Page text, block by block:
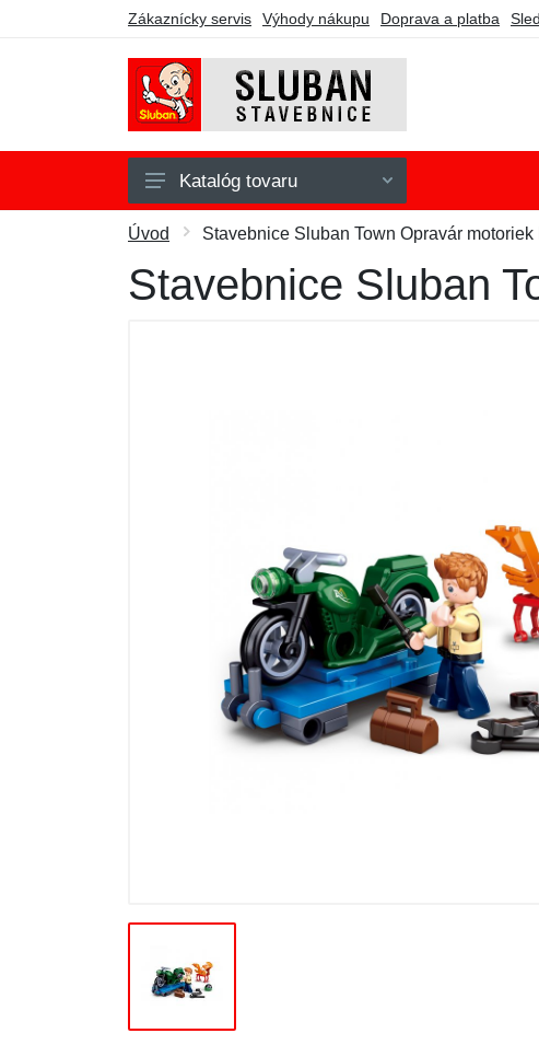
Zákaznícky servis Výhody nákupu Doprava a platba
Army
Fire
Katalóg tovaru
Úvod Stavebnice Sluban Town Opravár
Stavebnice Sluban